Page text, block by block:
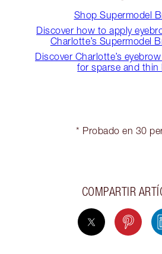
Shop Supermodel
Discover how to apply
Charlotte’s Supermodel
Discover Charlotte’s
for sparse and thin
* Probado en 30
COMPARTIR